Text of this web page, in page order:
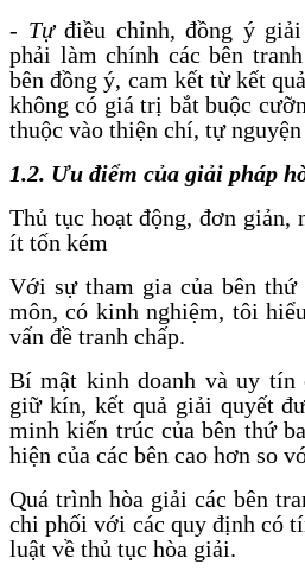
- Tựđiều chỉnh, đồng ý giải
phải làm chính các bên
bên đồng ý, cam kết từ kết
không có giá trị bắt buộc
thuộc vào thiện chí, tự nguyện
1.2. Ưu điểm của giải pháp
Thủ tục hoạt động, đơn giản,
ít tốn kém
Với sự tham gia của bên thứ
môn, có kinh nghiệm, tôi
vấn đề tranh chấp.
Bí mật kinh doanh và uy tín
giữ kín, kết quả giải quyết
minh kiến trúc của bên thứ
hiện của các bên cao hơn so
Quá trình hòa giải các bên
chi phối với các quy định có
luật về thủ tục hòa giải.